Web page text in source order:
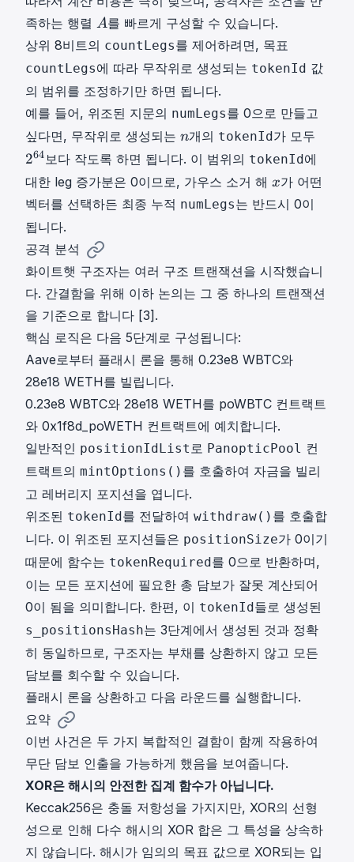
족하는 행렬 A
A
A를 빠르게 구성할 수 있습니다.
상위 8비트의 countLegs를 제어하려면, 목표
countLegs에 따라 무작위로 생성되는 tokenId 값
의 범위를 조정하기만 하면 됩니다.
예를 들어, 위조된 지문의 numLegs를 0으로 만들고
싶다면, 무작위로 생성되는 n
n
n개의 tokenId가 모두
2
}
264 보다 작도록 하면 됩니다. 이 범위의 tokenId에
대한 leg 증가분은 0이므로, 가우스 소거 해 x
x
x가 어떤
벡터를 선택하든 최종 누적 numLegs는 반드시 0이
됩니다.
공격 분석
화이트햇 구조자는 여러 구조 트랜잭션을 시작했습니
다. 간결함을 위해 이하 논의는 그 중 하나의 트랜잭션
을 기준으로 합니다 [3].
핵심 로직은 다음 5단계로 구성됩니다:
Aave로부터 플래시 론을 통해 0.23e8 WBTC와
28e18 WETH를 빌립니다.
0.23e8 WBTC와 28e18 WETH를 poWBTC 컨트랙트
와 0x1f8d_poWETH 컨트랙트에 예치합니다.
일반적인 positionIdList 로 PanopticPool 컨
트랙트의 mintOptions() 를 호출하여 자금을 빌리
고 레버리지 포지션을 엽니다.
위조된 tokenId를 전달하여 withdraw() 를 호출합
니다. 이 위조된 포지션들은 positionSize가 0이기
때문에 함수는 tokenRequired를 0으로 반환하며,
이는 모든 포지션에 필요한 총 담보가 잘못 계산되어
0이 됨을 의미합니다. 한편, 이 tokenId들로 생성된
s_positionsHash는 3단계에서 생성된 것과 정확
히 동일하므로, 구조자는 부채를 상환하지 않고 모든
담보를 회수할 수 있습니다.
플래시 론을 상환하고 다음 라운드를 실행합니다.
요약
이번 사건은 두 가지 복합적인 결함이 함께 작용하여
무단 담보 인출을 가능하게 했음을 보여줍니다.
XOR은 해시의 안전한 집계 함수가 아닙니다.
Keccak256은 충돌 저항성을 가지지만, XOR의 선형
성으로 인해 다수 해시의 XOR 합은 그 특성을 상속하
지 않습니다. 해시가 임의의 목표 값으로 XOR되는 입